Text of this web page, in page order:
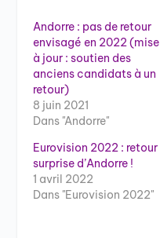
Andorre : pas de retour
envisagé en 2022 (mise
à jour : soutien des
anciens candidats à un
retour)
8 juin 2021
Dans "Andorre"
Eurovision 2022 : retour
surprise d’Andorre !
1 avril 2022
Dans "Eurovision 2022"